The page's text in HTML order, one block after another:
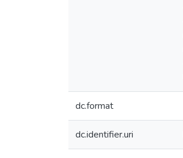
dc.format
dc.identifier.uri